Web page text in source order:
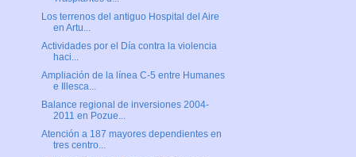
Los terrenos del antiguo Hospital del Aire
en Artu...
Actividades por el Día contra la violencia
haci...
Ampliación de la línea C-5 entre Humanes
e Illesca...
Balance regional de inversiones 2004-
2011 en Pozue...
Atención a 187 mayores dependientes en
tres centro...